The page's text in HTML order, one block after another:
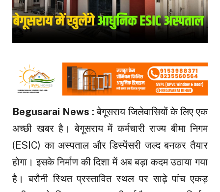
Begusarai News : बेगूसराय जिलेवासियों के लिए एक
अच्छी खबर है। बेगूसराय में कर्मचारी राज्य बीमा निगम
(ESIC) का अस्पताल और डिस्पेंसरी जल्द बनकर तैयार
होगा। इसके निर्माण की दिशा में अब बड़ा कदम उठाया गया
है। बरौनी स्थित प्रस्तावित स्थल पर साढ़े पांच एकड़